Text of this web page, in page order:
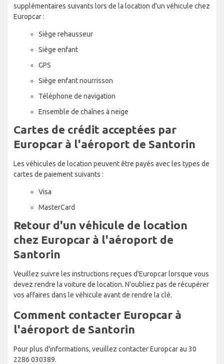
supplémentaires suivants lors de la location d'un véhicule chez
Europcar :
Siège rehausseur
Siège enfant
GPS
Siège enfant nourrisson
Téléphone de navigation
Ensemble de chaînes à neige
Cartes de crédit acceptées par
Europcar à l'aéroport de Santorin
Les véhicules de location peuvent être payés avec les types de
cartes de paiement suivants :
Visa
MasterCard
Retour d'un véhicule de location
chez Europcar à l'aéroport de
Santorin
Veuillez suivre les instructions reçues d'Europcar lorsque vous
devez rendre la voiture de location. N'oubliez pas de récupérer
vos affaires dans le véhicule avant de rendre la clé.
Comment contacter Europcar à
l'aéroport de Santorin
Pour plus d'informations, veuillez contacter Europcar au 30
2286 030389.